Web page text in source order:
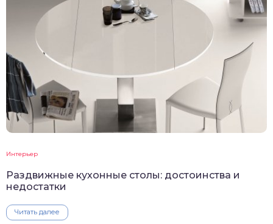
Интерьер
Раздвижные кухонные столы: достоинства и
недостатки
Читать далее